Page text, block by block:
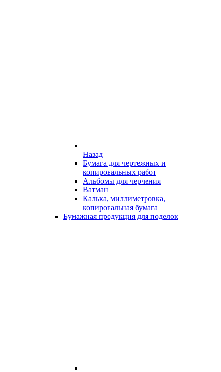
Назад
Бумага для чертежных и
копировальных работ
Альбомы для черчения
Ватман
Калька, миллиметровка,
копировальная бумага
Бумажная продукция для поделок